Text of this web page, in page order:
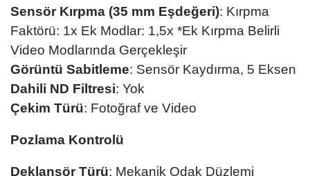
Sensör Kırpma (35 mm Eşdeğeri): Kırpma
Faktörü: 1x Ek Modlar: 1,5x *Ek Kırpma Belirli
Video Modlarında Gerçekleşir
Görüntü Sabitleme: Sensör Kaydırma, 5 Eksen
Dahili ND Filtresi: Yok
Çekim Türü: Fotoğraf ve Video
Pozlama Kontrolü
Deklanşör Türü: Mekanik Odak Düzlemi